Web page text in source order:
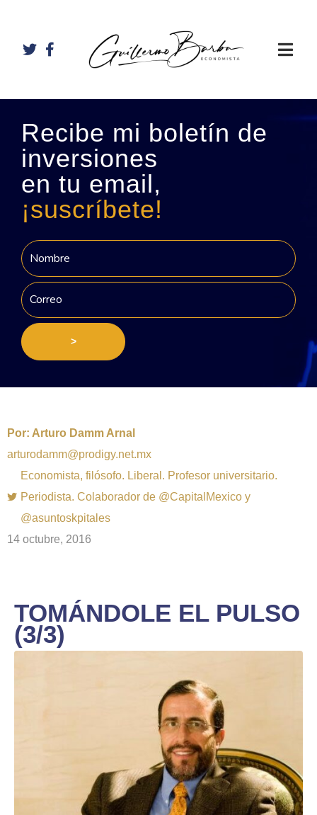
Recibe mi boletín de
inversiones
en tu email,
¡suscríbete!
>
Por: Arturo Damm Arnal
arturodamm@prodigy.net.mx
Economista, filósofo. Liberal. Profesor universitario.
Periodista. Colaborador de @CapitalMexico y
@asuntoskpitales
14 octubre, 2016
TOMÁNDOLE EL PULSO
(3/3)